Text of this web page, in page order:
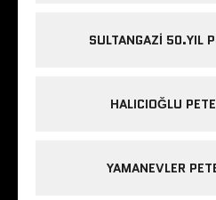
SULTANGAZI 50.YIL
HALICIOĞLU
YAMANEVLER